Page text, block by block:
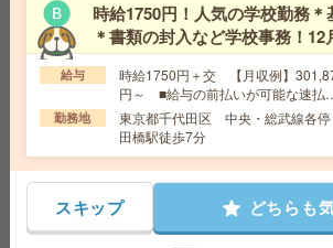
【学校事務】事務のお仕事！残業なし！1
日！[派遣]
時給1500円 月収例 108,000円
交通費 全額支給
反町駅徒歩6分、東神奈川駅徒歩7分
16時半まで＊綺麗な病院での受付メイン
験OK[派遣]
時給1750円！人気の学校勤務＊
＊書類の封入など学校事務！12
給与
時給1750円＋交 【月収例】
円～ ■給与の前払いが可能な速払
サービスあり
勤務地
東京都千代田区 中央・総武線各停
田橋駅徒歩7分
スキップ どちらも